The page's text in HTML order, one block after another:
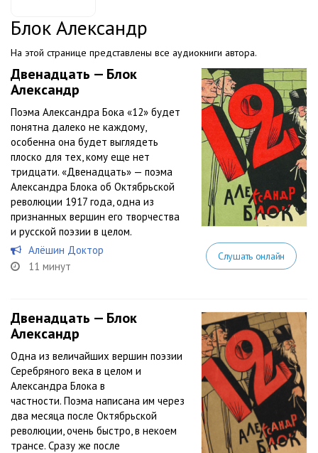
Блок Александр
На этой странице представлены все аудиокниги автора.
Двенадцать — Блок
Александр
Поэма Александра Бока «12» будет
понятна далеко не каждому,
особенна она будет выглядеть
плоско для тех, кому еще нет
тридцати. «Двенадцать» — поэма
Александра Блока об Октябрьской
революции 1917 года, одна из
признанных вершин его творчества
и русской поэзии в целом.
Алёшин Доктор
11 минут
Слушать онлайн
Двенадцать — Блок
Александр
Одна из величайших вершин поэзии
Серебряного века в целом и
Александра Блока в
частности. Поэма написана им через
два месяца после Октябрьской
революции, очень быстро, в некоем
трансе. Сразу же после